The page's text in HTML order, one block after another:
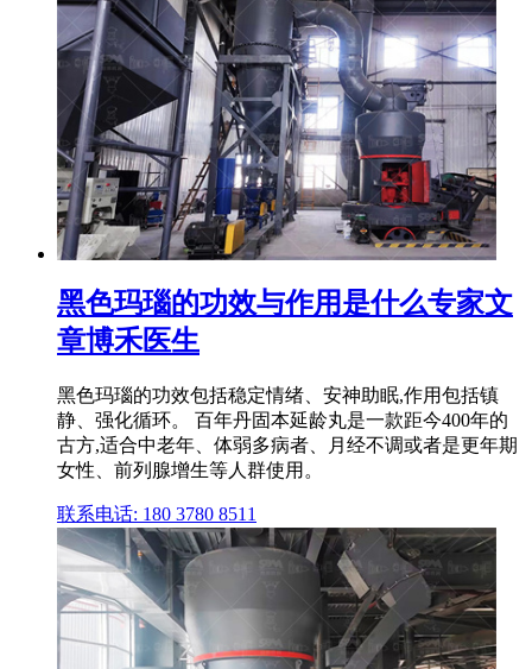
黑色玛瑙的功效与作用是什么专家文
章博禾医生
黑色玛瑙的功效包括稳定情绪、安神助眠,作用包括镇
静、强化循环。 百年丹固本延龄丸是一款距今400年的
古方,适合中老年、体弱多病者、月经不调或者是更年期
女性、前列腺增生等人群使用。
联系电话: 180 3780 8511